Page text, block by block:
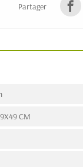
Partager
CM